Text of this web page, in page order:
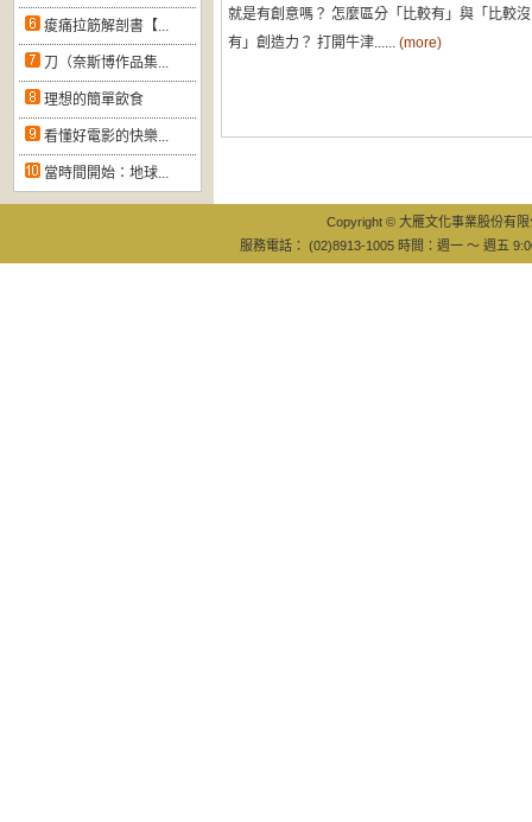
痠痛拉筋解剖書【...
刀（奈斯博作品集...
理想的簡單飲食
看懂好電影的快樂...
當時間開始：地球...
就是有創意嗎？ 怎麼區分「比較有」與「比較沒
有」創造力？ 打開牛津...... (more)
Copyright © 大雁文化事業股份有
服務電話： (02)8913-1005 時間：週一 ～ 週五